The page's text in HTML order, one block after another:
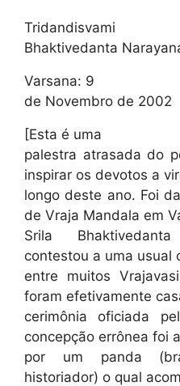
Tridandisvami
Bhaktivedanta
Varsana: 9
de Novembro de 2002
[Esta é uma
palestra atrasada do
inspirar os devotos a
longo deste ano. Foi
de Vraja Mandala em
Srila
contestou a uma usual
entre muitos
foram efetivamente
cerimônia oficiada
concepção errônea foi
por um panda
historiador) o qual